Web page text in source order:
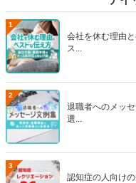
紀、脇 健仁、伊藤
1
会社を休む理由
ス...
2
退職者へのメッ
選...
3
認知症の人向け